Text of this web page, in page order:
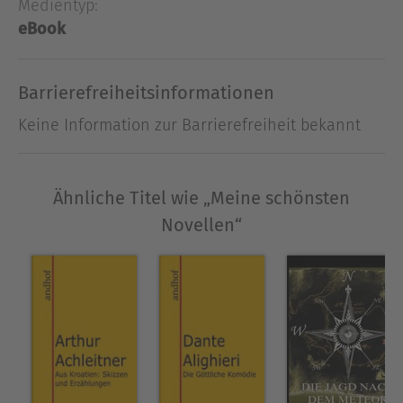
Medientyp:
eBook
Barrierefreiheitsinformationen
Keine Information zur Barrierefreiheit bekannt
Ähnliche Titel wie „Meine schönsten
Novellen“